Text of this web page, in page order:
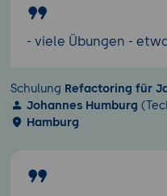
- viele Übungen -
Schulung Refactoring für
Johannes Humburg
Hamburg